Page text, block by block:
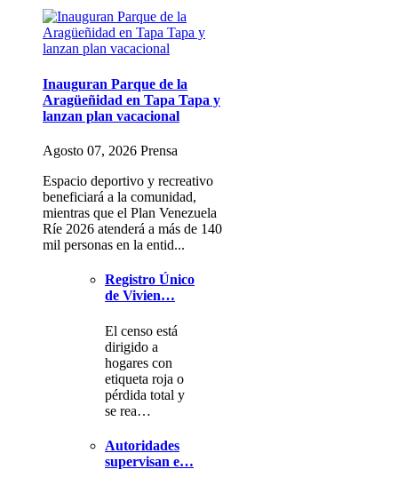
Inauguran Parque de la
Aragüeñidad en Tapa Tapa y
lanzan plan vacacional
Agosto 07, 2026 Prensa
Espacio deportivo y recreativo
beneficiará a la comunidad,
mientras que el Plan Venezuela
Ríe 2026 atenderá a más de 140
mil personas en la entid...
Registro Único
de Vivien…
El censo está
dirigido a
hogares con
etiqueta roja o
pérdida total y
se rea…
Autoridades
supervisan e…